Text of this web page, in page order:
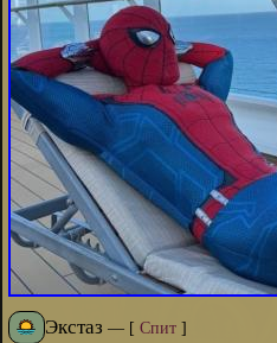
Экстаз — [ Спит]